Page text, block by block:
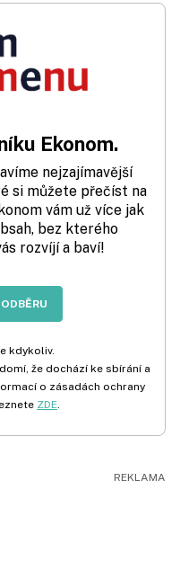
Ekonom.
nejzajímavější
si můžete přečíst na
vám už více jak
bez kterého
rozvíjí a baví!
kdykoliv.
že dochází ke sbírání a
o zásadách ochrany
ZDE.